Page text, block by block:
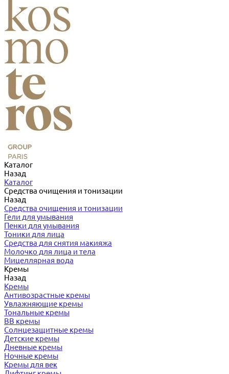
Каталог
Назад
Каталог
Средства очищения и тонизации
Назад
Средства очищения и тонизации
Гели для умывания
Пенки для умывания
Тоники для лица
Средства для снятия макияжа
Молочко для лица и тела
Мицеллярная вода
Кремы
Назад
Кремы
Антивозрастные кремы
Увлажняющие кремы
Тональные кремы
BB кремы
Солнцезащитные кремы
Детские кремы
Дневные кремы
Ночные кремы
Кремы для век